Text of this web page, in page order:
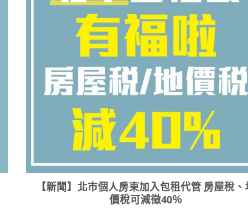
【新聞】北市個人房東加入包租代管 房屋稅、
價稅可減徵40％